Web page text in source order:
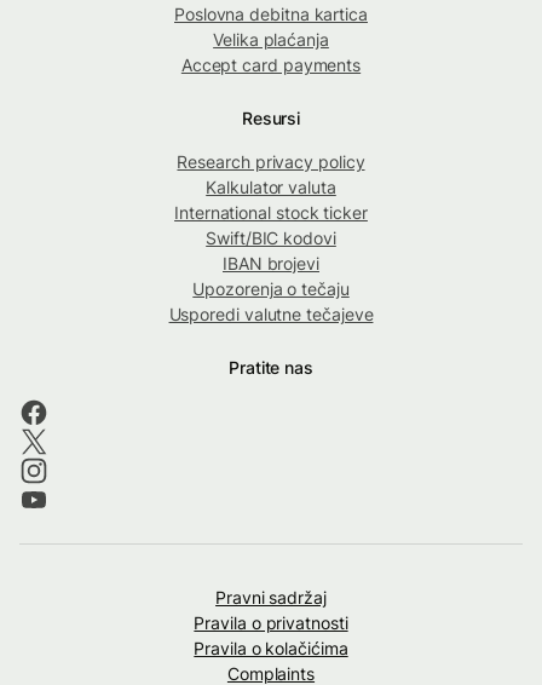
Poslovna debitna kartica
Velika plaćanja
Accept card payments
Resursi
Research privacy policy
Kalkulator valuta
International stock ticker
Swift/BIC kodovi
IBAN brojevi
Upozorenja o tečaju
Usporedi valutne tečajeve
Pratite nas
Pravni sadržaj
Pravila o privatnosti
Pravila o kolačićima
Complaints